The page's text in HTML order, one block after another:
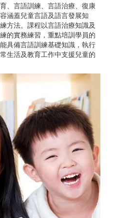
、言語訓練、言語治療、復康
涵蓋兒童言語及語言發展知
方法。課程以言語治療知識及
的實務練習，重點培訓學員的
具備言語訓練基礎知識，執行
生活及教育工作中支援兒童的